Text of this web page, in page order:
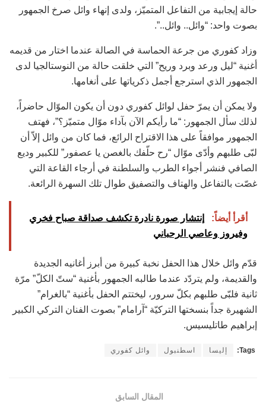
حالة إيجابية من التفاعل المتميّز، ولدى إنهاء وائل صرخ الجمهور
بصوت واحد: “وائل.. وائل..”.
وزاد كفوري من جرعة الحماسة في الصالة عندما اختار من قديمه
أغنية “ليل ورعد وبرد وريح” التي خلقت حالة من النوستالجيا لدى
الجمهور الذي استرجع أجمل ذكرياتها على أنغامها.
ولا يمكن أن يمرّ حفل لوائل كفوري دون أن يكون الموّال حاضراً،
لذلك سأل الجمهور: “ما رأيكم الآن بآداء موّال متميّز؟”، فهتف
الجمهور موافقاً على هذا الاقتراح الرائع، فما كان من وائل إلاّ أن
لبّى طلبهم وأدّى موّال “رح حلّفك بالغصن يا عصفور” للكبير وديع
الصافي فنشر أجواء الطرب والسلطنة في أرجاء القاعة التي
غصّت بالتفاعل والهتاف والتصفيق طوال تلك السهرة الرائعة.
أقرأ أيضاً:
إنتشار صورة نادرة تكشف صداقة صباح فخري
وفيروز وعاصي الرحباني
قدّم وائل خلال هذا الحفل نخبة كبيرة من أبرز أغانيه الجديدة
والقديمة، ولم يتردّد عندما طالبه الجمهور بأغنية “ستّ الكلّ” مرّة
ثانية فلبّى طلبهم بكلّ سرور، ليختتم الحفل بأغنية “بالغرام”
الشهيرة جداً بنسختها التركيّة “آرامام” بصوت الفنان التركي الكبير
إبراهيم طاتليسيس.
Tags: إليسا اسطنبول وائل كفوري
المقال السابق